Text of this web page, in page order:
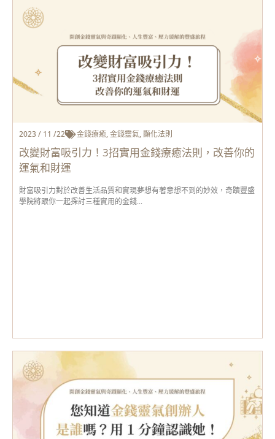
2023 / 11 /22 金錢療癒,金錢靈氣,顯化法則
改變財富吸引力！3招實用金錢療癒法則，改善你的
運氣和財運
財富吸引力對於改善生活品質和實現夢想有著意想不到的妙效，奇蹟豐盛
學院將跟你一起探討三種實用的金錢...